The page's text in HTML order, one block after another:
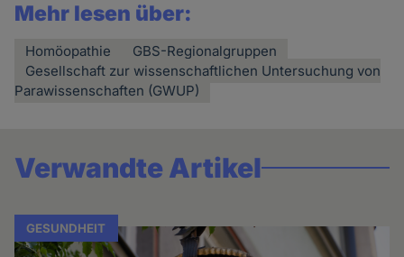
Mehr lesen über:
Homöopathie
GBS-Regionalgruppen
Gesellschaft zur wissenschaftlichen Untersuchung von
Parawissenschaften (GWUP)
Verwandte Artikel
GESUNDHEIT